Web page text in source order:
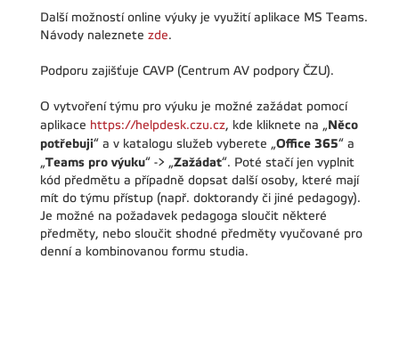
Další možností online výuky je využití aplikace MS Teams.
Návody naleznete zde.
Podporu zajišťuje CAVP (Centrum AV podpory ČZU).
O vytvoření týmu pro výuku je možné zažádat pomocí
aplikace https://helpdesk.czu.cz, kde kliknete na „Něco
potřebuji“ a v katalogu služeb vyberete „Office 365“ a
„Teams pro výuku“ -> „Zažádat“. Poté stačí jen vyplnit
kód předmětu a případně dopsat další osoby, které mají
mít do týmu přístup (např. doktorandy či jiné pedagogy).
Je možné na požadavek pedagoga sloučit některé
předměty, nebo sloučit shodné předměty vyučované pro
denní a kombinovanou formu studia.